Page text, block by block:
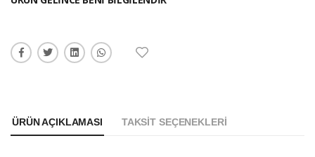
ÜRÜN AÇIKLAMASI TAKSIT SEÇENEKLERI